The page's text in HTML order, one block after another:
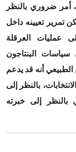
أمر ضروري بالنظر
تمرير تعيينه داخل
عمليات العرقلة
البنتاجون
أنه قد يدعم
بالنظر إلى
إلى خبرته